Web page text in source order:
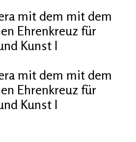
mit dem mit dem
Ehrenkreuz für
Kunst I
mit dem mit dem
Ehrenkreuz für
Kunst I